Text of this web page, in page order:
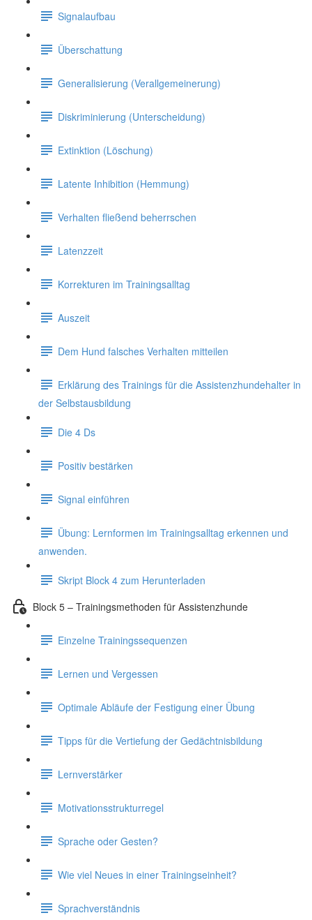
Signalaufbau
Überschattung
Generalisierung (Verallgemeinerung)
Diskriminierung (Unterscheidung)
Extinktion (Löschung)
Latente Inhibition (Hemmung)
Verhalten fließend beherrschen
Latenzzeit
Korrekturen im Trainingsalltag
Auszeit
Dem Hund falsches Verhalten mitteilen
Erklärung des Trainings für die Assistenzhundehalter in
der Selbstausbildung
Die 4 Ds
Positiv bestärken
Signal einführen
Übung: Lernformen im Trainingsalltag erkennen und
anwenden.
Skript Block 4 zum Herunterladen
Block 5 – Trainingsmethoden für Assistenzhunde
Einzelne Trainingssequenzen
Lernen und Vergessen
Optimale Abläufe der Festigung einer Übung
Tipps für die Vertiefung der Gedächtnisbildung
Lernverstärker
Motivationsstrukturregel
Sprache oder Gesten?
Wie viel Neues in einer Trainingseinheit?
Sprachverständnis